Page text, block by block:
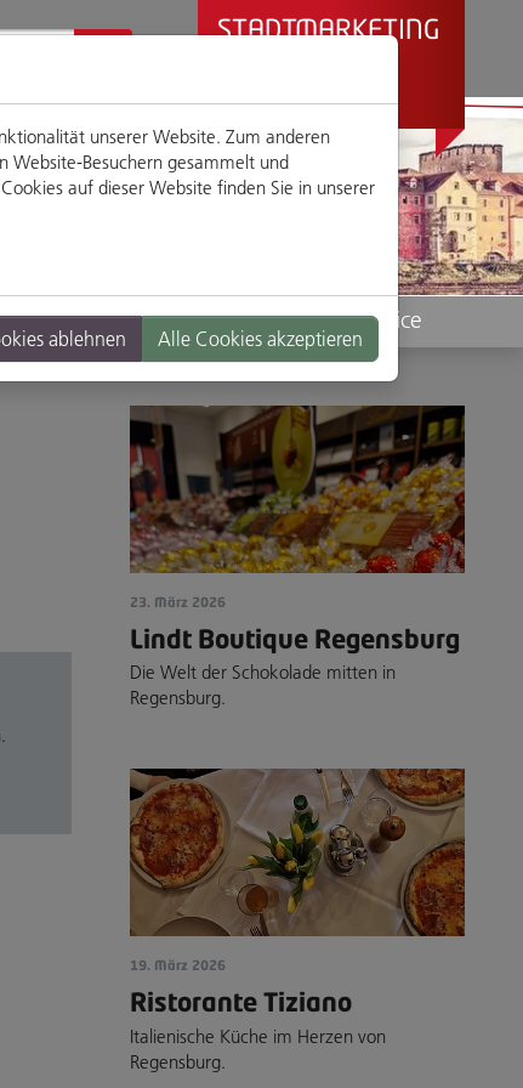
STADTMARKETING
PRÄSENTIERT
Standorte Service
23. März 2026
Lindt Boutique Regensburg
Die Welt der Schokolade mitten in
Regensburg.
19. März 2026
Ristorante Tiziano
Italienische Küche im Herzen von
Regensburg.
unserer Website. Zum anderen
Website-Besuchern gesammelt und
auf dieser Website finden Sie in unserer
ablehnen Alle Cookies akzeptieren